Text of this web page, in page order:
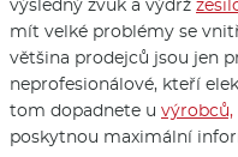
výsledný zvuk a výdrž
mít velké problémy se
většina prodejců jsou jen
neprofesionálové, kteří
tom dopadnete u výrobců,
poskytnou maximální